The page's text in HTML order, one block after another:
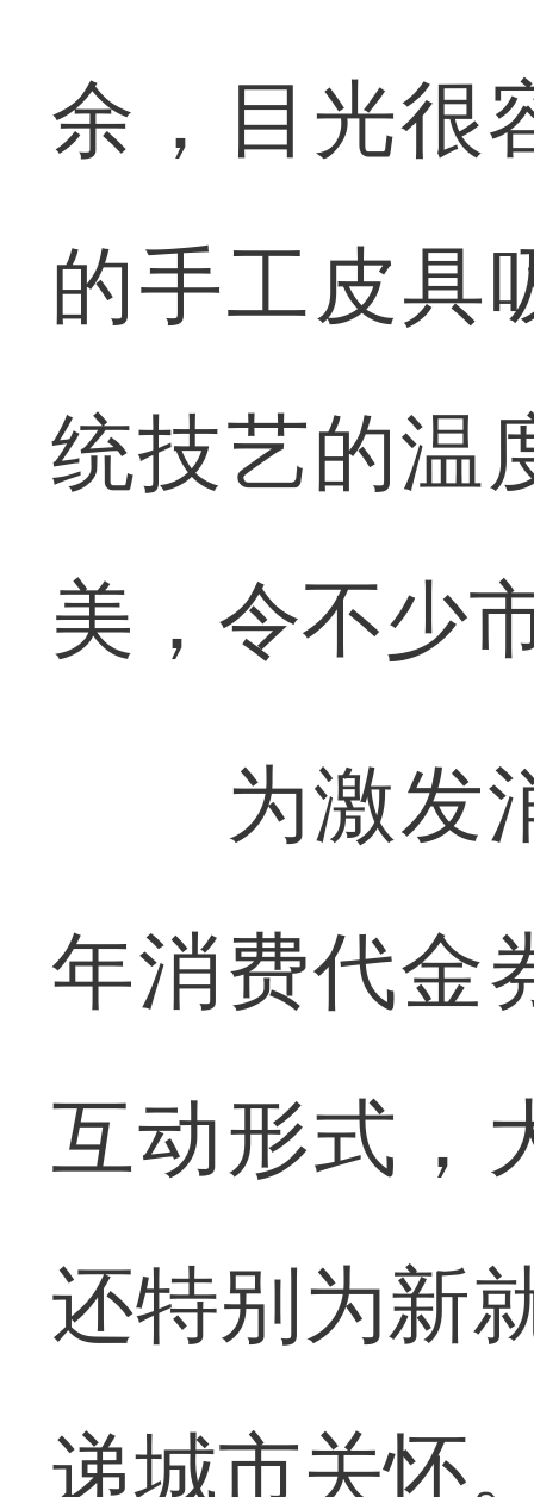
余，目光很
的手工皮
统技艺的温
美，令不少
为激发消
年消费代金
互动形式，
还特别为新
递城市关怀